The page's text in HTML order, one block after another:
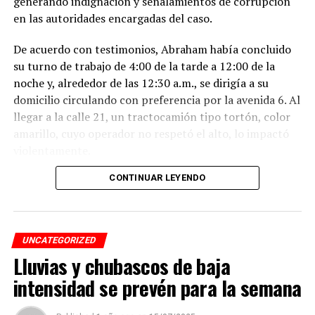
en las autoridades encargadas del caso.
De acuerdo con testimonios, Abraham había concluido
su turno de trabajo de 4:00 de la tarde a 12:00 de la
noche y, alrededor de las 12:30 a.m., se dirigía a su
domicilio circulando con preferencia por la avenida 6. Al
llegar a la calle 21, un tractocamión tipo tortón, color
amarillo, cuyo operador no respetó el alto, lo impactó
El conductor, identificado como Adán “N.”, de
fue interceptado por taxistas y jóvenes del Modelogar
en la avenida 12, entre calles 7 y 9, en la colonia Centro,
cuando se dirigía a descargar mercancía en el mercado
Revolución.
Pese a que el presunto responsable fue detenido,
CONTINUAR LEYENDO
UNCATEGORIZED
Lluvias y chubascos de baja
intensidad se prevén para la semana